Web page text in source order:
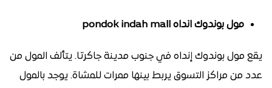
مول بوندوك انداه pondok indah mall
يقع مول بوندوك إنداه في جنوب مدينة جاكرتا. يتألف المول من
عدد من مراكز التسوق يربط بينها ممرات للمشاة. يوجد بالمول